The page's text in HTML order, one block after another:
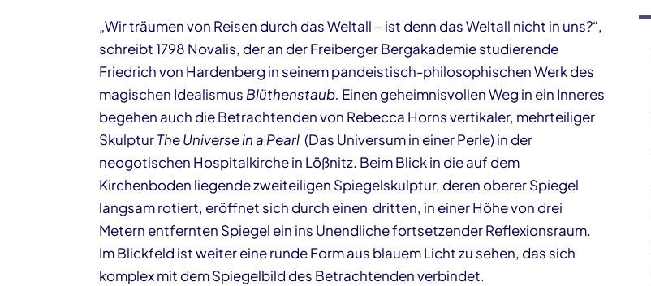
„Wir träumen von Reisen durch das Weltall – ist denn das Weltall nicht in uns?“,
schreibt 1798 Novalis, der an der Freiberger Bergakademie studierende
Friedrich von Hardenberg in seinem pandeistisch-philosophischen Werk des
magischen Idealismus Blüthenstaub. Einen geheimnisvollen Weg in ein Inneres
begehen auch die Betrachtenden von Rebecca Horns vertikaler, mehrteiliger
SkulpturThe Universe in a Pearl (Das Universum in einer Perle) in der
neogotischen Hospitalkirche in Lößnitz. Beim Blick in die auf dem
Kirchenboden liegende zweiteiligen Spiegelskulptur, deren oberer Spiegel
langsam rotiert, eröffnet sich durch einen dritten, in einer Höhe von drei
Metern entfernten Spiegel ein ins Unendliche fortsetzender Reflexionsraum.
Im Blickfeld ist weiter eine runde Form aus blauem Licht zu sehen, das sich
komplex mit dem Spiegelbild des Betrachtenden verbindet.